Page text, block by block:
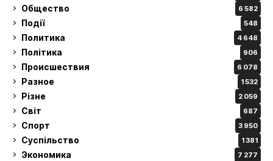
Общество 6 582
Події 548
Политика 4 648
Політика 906
Происшествия 6 078
Разное 1 532
Різне 2 059
Світ 687
Спорт 3 950
Суспільство 1 381
Экономика 7 277